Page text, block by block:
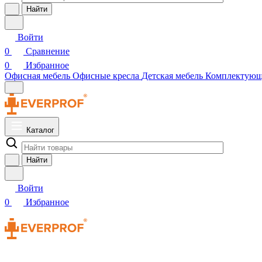
Найти
Войти
0
Сравнение
0
Избранное
Офисная мебель Офисные кресла Детская мебель
Каталог
Найти
Войти
0
Избранное